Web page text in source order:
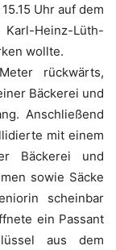
Uhr auf dem
Heinz-Lüth-
wollte.
rückwärts,
Bäckerei und
Anschließend
mit einem
Bäckerei und
sowie Säcke
scheinbar
ein Passant
aus dem